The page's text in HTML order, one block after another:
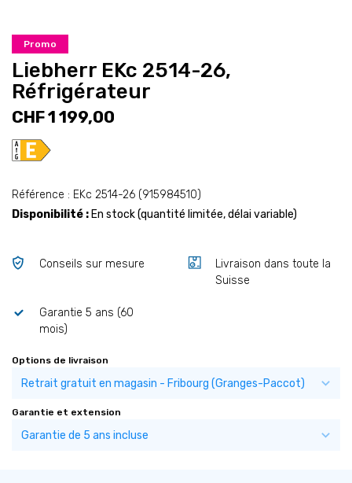
Promo
Liebherr EKc 2514-26,
Réfrigérateur
CHF 1 199,00
Référence : EKc 2514-26 (915984510)
Disponibilité : En stock (quantité limitée, délai variable)
Conseils sur mesure
Livraison dans toute la
Suisse
Garantie 5 ans (60
mois)
Options de livraison
Garantie et extension